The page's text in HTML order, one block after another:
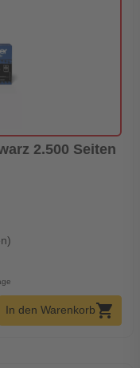
2.500 Seiten
Menge
In den Warenkorbshopping_cart